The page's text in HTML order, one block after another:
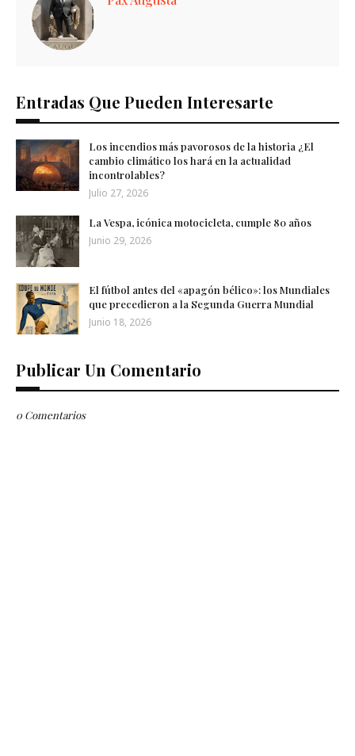
Entradas Que Pueden Interesarte
Los incendios más pavorosos de la historia ¿El
cambio climático los hará en la actualidad
incontrolables?
Julio 27, 2026
La Vespa, icónica motocicleta, cumple 80 años
Junio 29, 2026
El fútbol antes del «apagón bélico»: los Mundiales
que precedieron a la Segunda Guerra Mundial
Junio 18, 2026
Publicar Un Comentario
0 Comentarios